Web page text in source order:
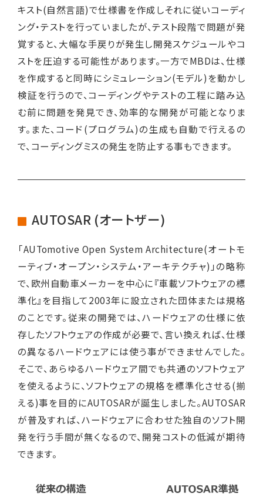
キスト(自然言語)で仕様書を作成しそれに従いコーディ
ング・テストを行っていましたが、テスト段階で問題が発
覚すると、大幅な手戻りが発生し開発スケジュールやコ
ストを圧迫する可能性があります。一方でMBDは、仕様
を作成すると同時にシミュレーション(モデル)を動かし
検証を行うので、コーディングやテストの工程に踏み込
む前に問題を発見でき、効率的な開発が可能となりま
す。また、コード(プログラム)の生成も自動で行えるの
で、コーディングミスの発生を防止する事もできます。
AUTOSAR (オートザー)
「AUTomotive Open System Architecture(オートモ
ーティブ・オープン・システム・アーキテクチャ)」の略称
で、欧州自動車メーカーを中心に『車載ソフトウェアの標
準化』を目指して2003年に設立された団体または規格
のことです。従来の開発では、ハードウェアの仕様に依
存したソフトウェアの作成が必要で、言い換えれば、仕様
の異なるハードウェアには使う事ができませんでした。
そこで、あらゆるハードウェア間でも共通のソフトウェア
を使えるように、ソフトウェアの規格を標準化させる(揃
える)事を目的にAUTOSARが誕生しました。AUTOSAR
が普及すれば、ハードウェアに合わせた独自のソフト開
発を行う手間が無くなるので、開発コストの低減が期待
できます。